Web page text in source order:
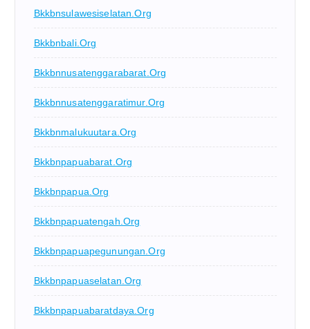
Bkkbnsulawesiselatan.org
Bkkbnbali.org
Bkkbnnusatenggarabarat.org
Bkkbnnusatenggaratimur.org
Bkkbnmalukuutara.org
Bkkbnpapuabarat.org
Bkkbnpapua.org
Bkkbnpapuatengah.org
Bkkbnpapuapegunungan.org
Bkkbnpapuaselatan.org
Bkkbnpapuabaratdaya.org